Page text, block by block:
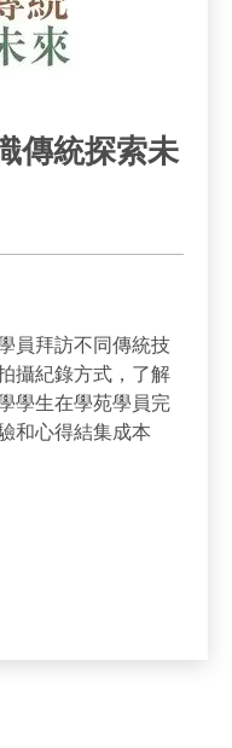
傳統探索未
員拜訪不同傳統技
攝紀錄方式，了解
學生在學苑學員完
和心得結集成本